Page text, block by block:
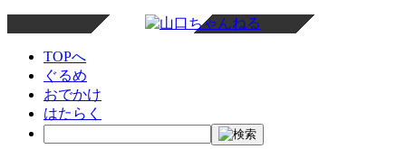
TOPへ
ぐるめ
おでかけ
はたらく